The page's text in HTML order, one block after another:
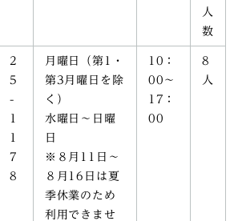
人
数
2
5
-
7
8
月曜日（第1・
第3月曜日を除
く）
水曜日～日曜
日
※８月11日～
８月16日は夏
季休業のため
利用できませ
10：
00～
17：
00
8
人